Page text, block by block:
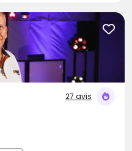
27 avis